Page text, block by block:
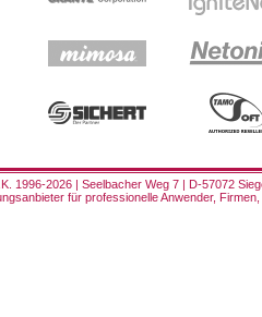
1996-2026 | Seelbacher Weg 7 | D-57072
für professionelle Anwender,